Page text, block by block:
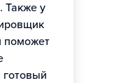
Также у
поможет